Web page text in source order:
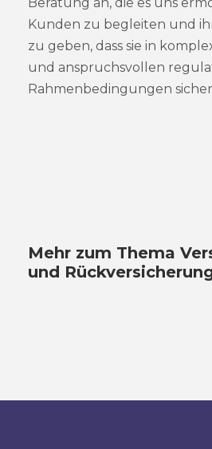
Kunden zu begleiten und
zu geben, dass sie in
und anspruchsvollen
Rahmenbedingungen
Mehr zum Thema
und